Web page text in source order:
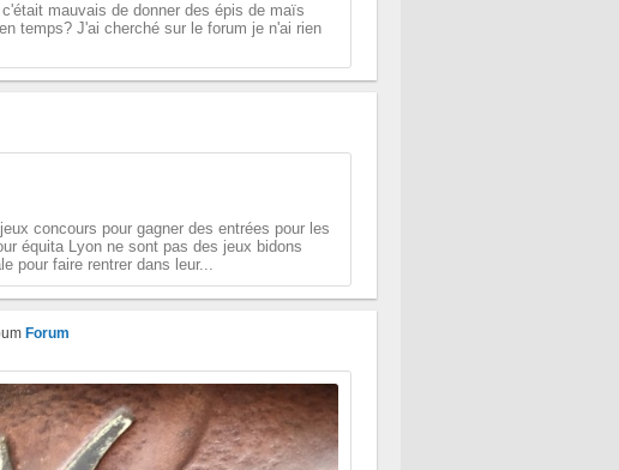
mauvais de donner des épis de maïs
temps? J'ai cherché sur le forum je n'ai rien
concours pour gagner des entrées pour les
équita Lyon ne sont pas des jeux bidons
pour faire rentrer dans leur...
Forum